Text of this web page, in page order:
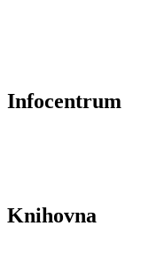
Infocentrum
Knihovna